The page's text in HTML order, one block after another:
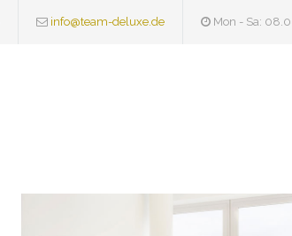
info@team-deluxe.de Mon - Sa: